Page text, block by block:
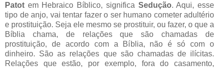
Patot em Hebraico Bíblico, significa Sedução. Aqui, esse
tipo de anjo, vai tentar fazer o ser humano cometer adultério
e prostituição. Seja ele mesmo se prostituir, ou fazer, o que a
Bíblia chama, de relações que são chamadas de
prostituição, de acordo com a Bíblia, não é só com o
dinheiro. São as relações que são chamadas de ilícitas.
Relações que estão, por exemplo, fora do casamento,